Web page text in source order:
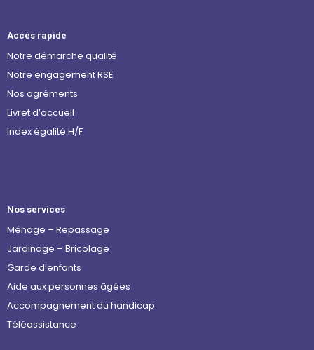
Accès rapide
Notre démarche qualité
Notre engagement RSE
Nos agréments
Livret d’accueil
Index égalité H/F
Nos services
Ménage – Repassage
Jardinage – Bricolage
Garde d’enfants
Aide aux personnes âgées
Accompagnement du handicap
Téléassistance